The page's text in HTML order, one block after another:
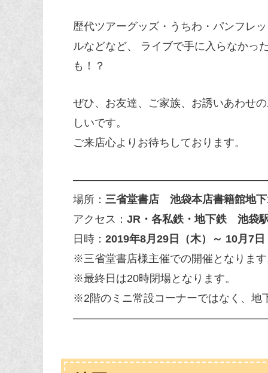
歴代ツアーグッズ・うちわ・パンフレ
ルなどなど、 ライブで手に入らなかっ
も！？
ぜひ、お友達、ご家族、お誘いあわせ
しいです。
ご来店心よりお待ちしております。
場所： 三省堂書店 池袋本店書籍館地
アクセス： JR・各私鉄・地下鉄 池袋
日時： 2019年8月29日（木）～ 10月7
※三省堂書店様主催での開催となりま
※最終日は20時閉場となります。
※2階のミニ常設コーナーではなく、地